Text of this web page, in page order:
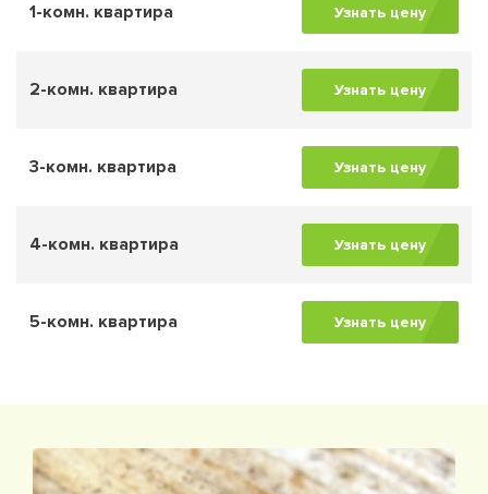
1-комн. квартира Узнать цену
2-комн. квартира Узнать цену
3-комн. квартира Узнать цену
4-комн. квартира Узнать цену
5-комн. квартира Узнать цену